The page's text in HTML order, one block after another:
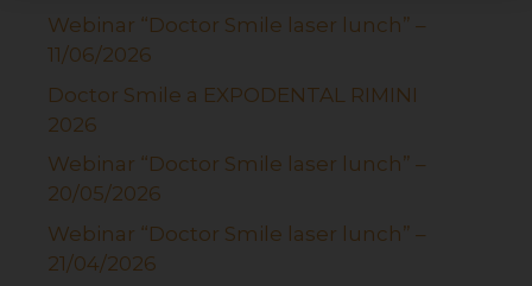
Webinar “Doctor Smile laser lunch” –
11/06/2026
Doctor Smile a EXPODENTAL RIMINI
2026
Webinar “Doctor Smile laser lunch” –
20/05/2026
Webinar “Doctor Smile laser lunch” –
21/04/2026